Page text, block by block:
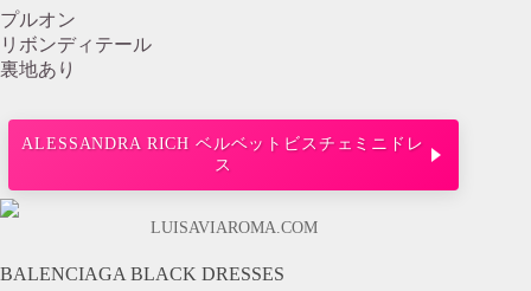
プルオン
リボンディテール
裏地あり
ALESSANDRA RICH ベルベットビスチェミニドレ
ス
LUISAVIAROMA.COM
BALENCIAGA BLACK DRESSES